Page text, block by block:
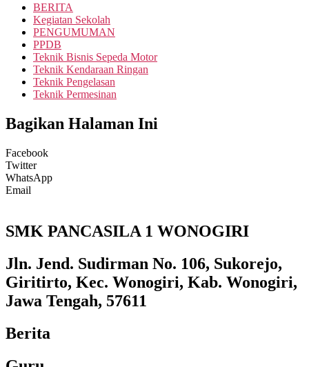
BERITA
Kegiatan Sekolah
PENGUMUMAN
PPDB
Teknik Bisnis Sepeda Motor
Teknik Kendaraan Ringan
Teknik Pengelasan
Teknik Permesinan
Bagikan Halaman Ini
Facebook
Twitter
WhatsApp
Email
SMK PANCASILA 1 WONOGIRI
Jln. Jend. Sudirman No. 106, Sukorejo,
Giritirto, Kec. Wonogiri, Kab. Wonogiri,
Jawa Tengah, 57611
Berita